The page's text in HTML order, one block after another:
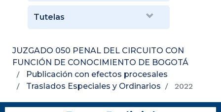
Tutelas
JUZGADO 050 PENAL DEL CIRCUITO CON
FUNCIÓN DE CONOCIMIENTO DE BOGOTÁ
Publicación con efectos procesales
Traslados Especiales y Ordinarios
2022